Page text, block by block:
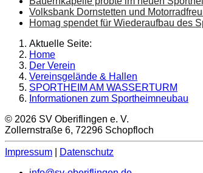
Volksbank Dornstetten und
Homag spendet für Wiederaufbau des
Aktuelle Seite:
Home
Der Verein
Vereinsgelände & Hallen
SPORTHEIM AM WASSERTURM
Informationen zum Sportheimneubau
© 2026 SV Oberiflingen e. V.
Zollernstraße 6, 72296 Schopfloch
Impressum
Datenschutz